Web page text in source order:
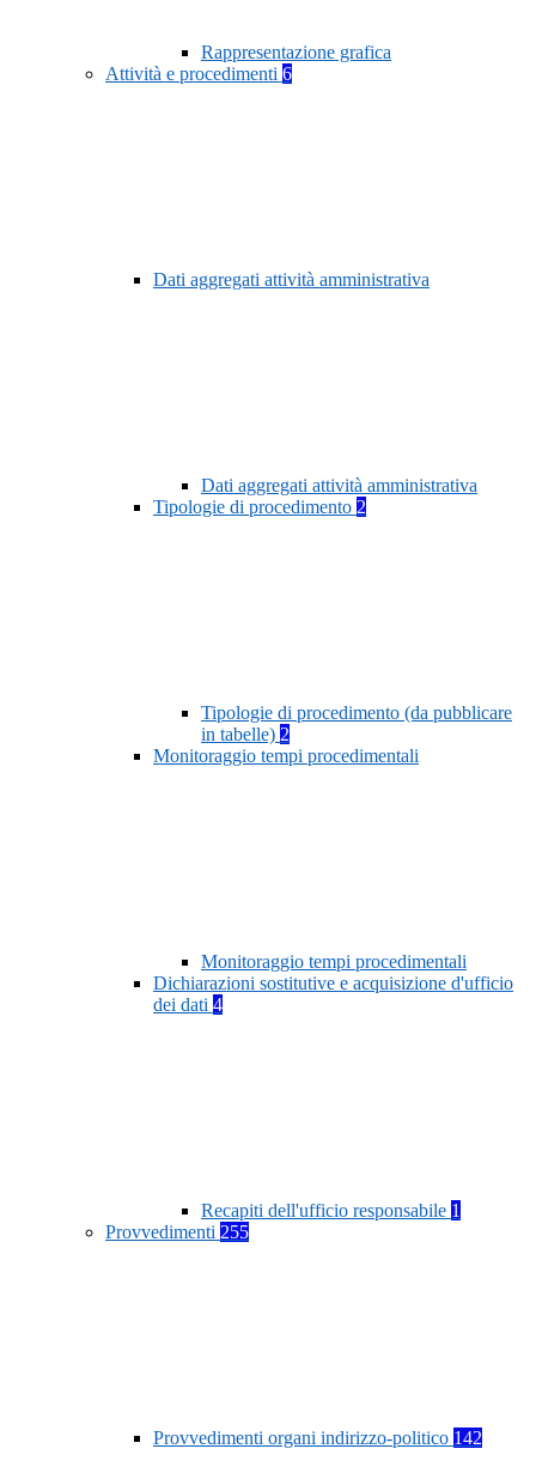
Rappresentazione grafica
Attività e procedimenti 6
Dati aggregati attività amministrativa
Dati aggregati attività amministrativa
Tipologie di procedimento 2
Tipologie di procedimento (da pubblicare
in tabelle) 2
Monitoraggio tempi procedimentali
Monitoraggio tempi procedimentali
Dichiarazioni sostitutive e acquisizione d'ufficio
dei dati 4
Recapiti dell'ufficio responsabile 1
Provvedimenti 255
Provvedimenti organi indirizzo-politico 142